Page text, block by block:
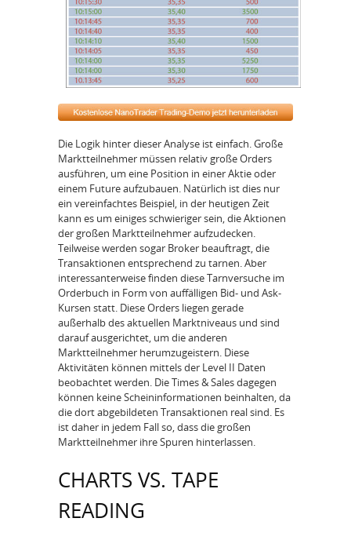
Die Logik hinter dieser Analyse ist einfach. Große
Marktteilnehmer müssen relativ große Orders
ausführen, um eine Position in einer Aktie oder
einem Future aufzubauen. Natürlich ist dies nur
ein vereinfachtes Beispiel, in der heutigen Zeit
kann es um einiges schwieriger sein, die Aktionen
der großen Marktteilnehmer aufzudecken.
Teilweise werden sogar Broker beauftragt, die
Transaktionen entsprechend zu tarnen. Aber
interessanterweise finden diese Tarnversuche im
Orderbuch in Form von auffälligen Bid- und Ask-
Kursen statt. Diese Orders liegen gerade
außerhalb des aktuellen Marktniveaus und sind
darauf ausgerichtet, um die anderen
Marktteilnehmer herumzugeistern. Diese
Aktivitäten können mittels der Level II Daten
beobachtet werden. Die Times & Sales dagegen
können keine Scheininformationen beinhalten, da
die dort abgebildeten Transaktionen real sind. Es
ist daher in jedem Fall so, dass die großen
Marktteilnehmer ihre Spuren hinterlassen.
CHARTS VS. TAPE
READING